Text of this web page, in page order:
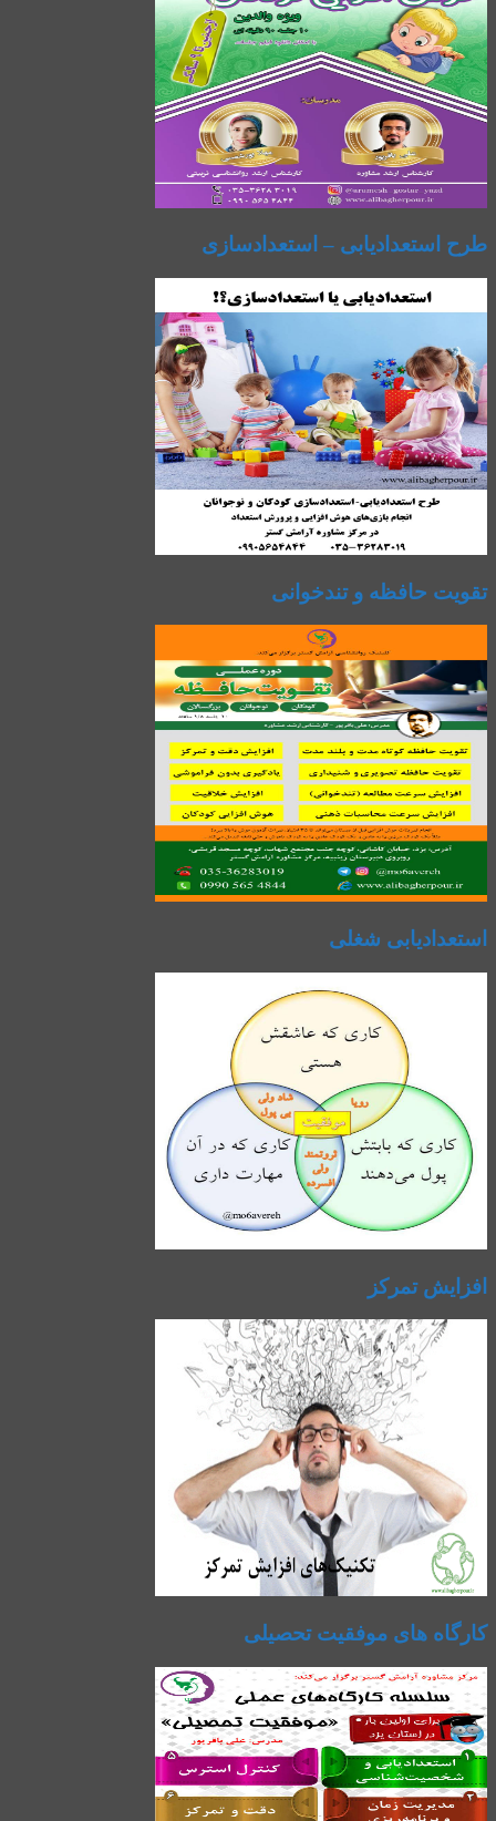
طرح استعدادیابی – استعدادسازی
تقویت حافظه و تندخوانی
استعدادیابی شغلی
افزایش تمرکز
کارگاه های موفقیت تحصیلی